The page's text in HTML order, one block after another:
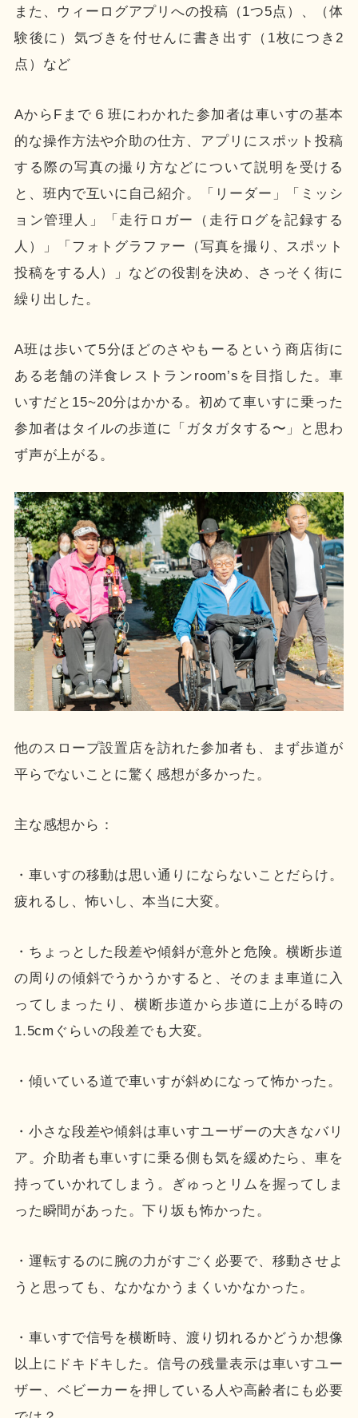
また、ウィーログアプリへの投稿（1つ5点）、（体
験後に）気づきを付せんに書き出す（1枚につき2
点）など
AからFまで６班にわかれた参加者は車いすの基本
的な操作方法や介助の仕方、アプリにスポット投稿
する際の写真の撮り方などについて説明を受ける
と、班内で互いに自己紹介。「リーダー」「ミッシ
ョン管理人」「走行ロガー（走行ログを記録する
人）」「フォトグラファー（写真を撮り、スポット
投稿をする人）」などの役割を決め、さっそく街に
繰り出した。
A班は歩いて5分ほどのさやもーるという商店街に
ある老舗の洋食レストランroom’sを目指した。車
いすだと15~20分はかかる。初めて車いすに乗った
参加者はタイルの歩道に「ガタガタする〜」と思わ
ず声が上がる。
他のスロープ設置店を訪れた参加者も、まず歩道が
平らでないことに驚く感想が多かった。
主な感想から：
・車いすの移動は思い通りにならないことだらけ。
疲れるし、怖いし、本当に大変。
・ちょっとした段差や傾斜が意外と危険。横断歩道
の周りの傾斜でうかうかすると、そのまま車道に入
ってしまったり、横断歩道から歩道に上がる時の
1.5cmぐらいの段差でも大変。
・傾いている道で車いすが斜めになって怖かった。
・小さな段差や傾斜は車いすユーザーの大きなバリ
ア。介助者も車いすに乗る側も気を緩めたら、車を
持っていかれてしまう。ぎゅっとリムを握ってしま
った瞬間があった。下り坂も怖かった。
・運転するのに腕の力がすごく必要で、移動させよ
うと思っても、なかなかうまくいかなかった。
・車いすで信号を横断時、渡り切れるかどうか想像
以上にドキドキした。信号の残量表示は車いすユー
ザー、ベビーカーを押している人や高齢者にも必要